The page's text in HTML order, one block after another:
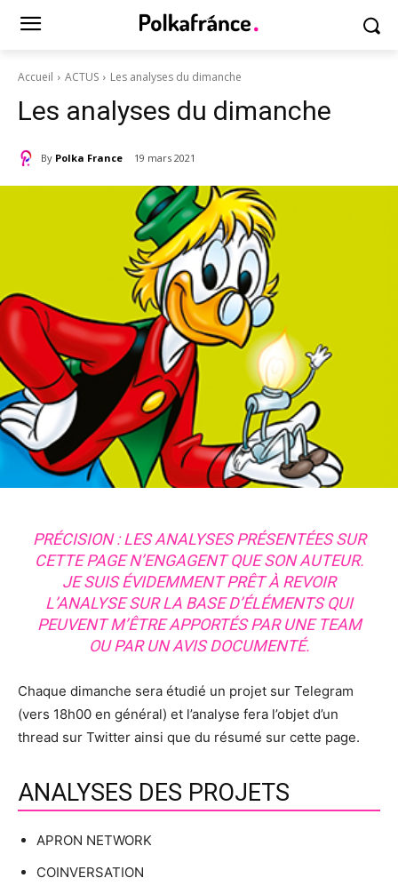
Accueil ACTUS Les analyses du dimanche
Les analyses du dimanche
By Polka France 19 mars 2021
PRÉCISION : LES ANALYSES PRÉSENTÉES SUR
CETTE PAGE N’ENGAGENT QUE SON AUTEUR.
JE SUIS ÉVIDEMMENT PRÊT À REVOIR
L’ANALYSE SUR LA BASE D’ÉLÉMENTS QUI
PEUVENT M’ÊTRE APPORTÉS PAR UNE TEAM
OU PAR UN AVIS DOCUMENTÉ.
Chaque dimanche sera étudié un projet sur Telegram
(vers 18h00 en général) et l’analyse fera l’objet d’un
thread sur Twitter ainsi que du résumé sur cette page.
ANALYSES DES PROJETS
APRON NETWORK
COINVERSATION